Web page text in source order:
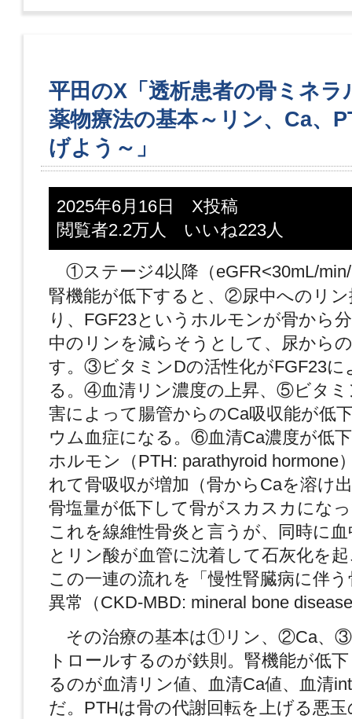
平田のX「透析患者の骨ミネラ
薬物療法の基本～リン、Ca、
げよう～」
2025年6月16日 X投稿
閲覧者2.2万人 いいね223人
①ステージ4以降（eGFR<30mL/
腎機能が低下すると、②尿中へのリ
り、FGF23というホルモンが骨から
中のリンを減らそうとして、尿から
す。③ビタミンDの活性化がFGF23に
る。④血清リン濃度の上昇、⑤ビタミ
害によって腸管からのCa吸収能が低
ウム血症になる。⑥血清Ca濃度が低
ホルモン（PTH: parathyroid hormone
れて骨吸収が増加（骨からCaを溶け
骨塩量が低下して骨がスカスカにな
これを線維性骨炎と言うが、同時に
とリン酸が血管に沈着して石灰化を
この一連の流れを「慢性腎臓病に伴
異常（CKD-MBD: mineral bone
その治療の基本は①リン、②Ca、
トロールするのが鉄則。腎機能が低
るのが血清リン値、血清Ca値、血清
だ。PTHは骨の代謝回転を上げる悪